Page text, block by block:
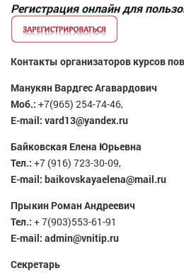
Регистрация онлайн для
Контакты организаторов курсов
Манукян Вардгес Агавардович
Моб.: +7(965) 254-74-46,
E-mail: vard13@yandex.ru
Байковская Елена Юрьевна
Тел.: +7 (916) 723-30-09,
E-mail: baikovskayaelena@mail.ru
Прыкин Роман Андреевич
Тел.: + 7(903)553-61-91
E-mail: admin@vnitip.ru
Секретарь